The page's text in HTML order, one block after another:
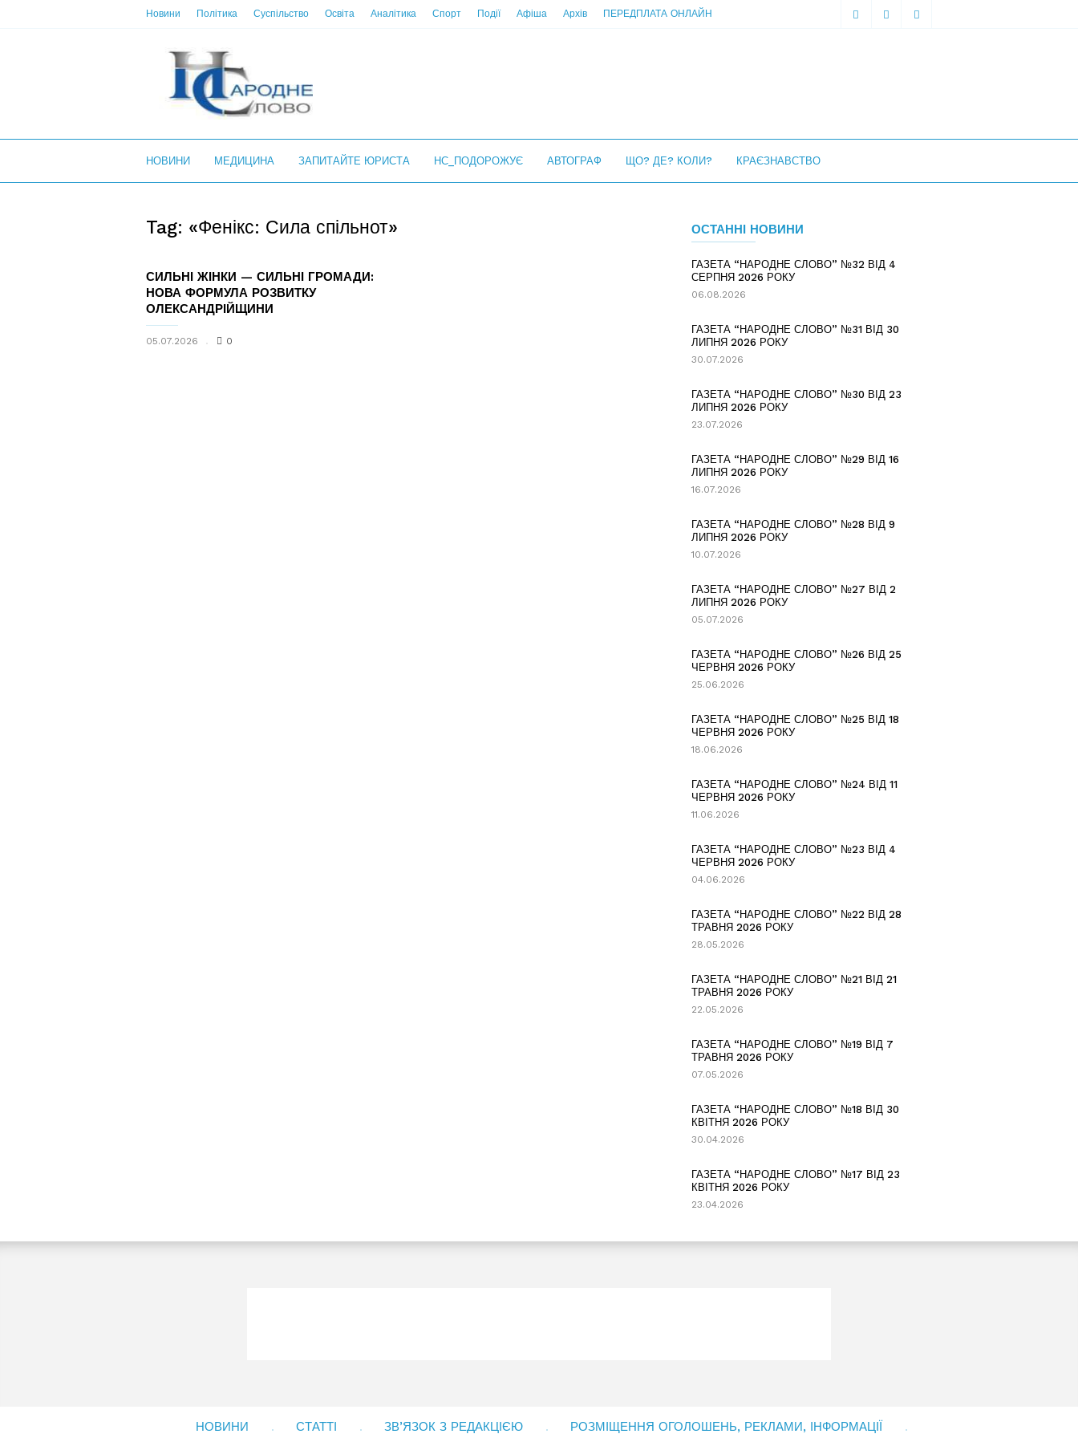
Новини Політика Суспільство Освіта Аналітика Спорт Події Афіша Архів ПЕРЕДПЛАТА ОНЛАЙН
НОВИНИ МЕДИЦИНА ЗАПИТАЙТЕ ЮРИСТА НС_ПОДОРОЖУЄ АВТОГРАФ ЩО? ДЕ? КОЛИ? КРАЄЗНАВСТВО
Tag: «Фенікс: Сила спільнот»
СИЛЬНІ ЖІНКИ — СИЛЬНІ ГРОМАДИ:
НОВА ФОРМУЛА РОЗВИТКУ
ОЛЕКСАНДРІЙЩИНИ
05.07.2026 0
ОСТАННІ НОВИНИ
ГАЗЕТА “НАРОДНЕ СЛОВО” №32 ВІД 4
СЕРПНЯ 2026 РОКУ
06.08.2026
ГАЗЕТА “НАРОДНЕ СЛОВО” №31 ВІД 30
ЛИПНЯ 2026 РОКУ
30.07.2026
ГАЗЕТА “НАРОДНЕ СЛОВО” №30 ВІД 23
ЛИПНЯ 2026 РОКУ
23.07.2026
ГАЗЕТА “НАРОДНЕ СЛОВО” №29 ВІД 16
ЛИПНЯ 2026 РОКУ
16.07.2026
ГАЗЕТА “НАРОДНЕ СЛОВО” №28 ВІД 9
ЛИПНЯ 2026 РОКУ
10.07.2026
ГАЗЕТА “НАРОДНЕ СЛОВО” №27 ВІД 2
ЛИПНЯ 2026 РОКУ
05.07.2026
ГАЗЕТА “НАРОДНЕ СЛОВО” №26 ВІД 25
ЧЕРВНЯ 2026 РОКУ
25.06.2026
ГАЗЕТА “НАРОДНЕ СЛОВО” №25 ВІД 18
ЧЕРВНЯ 2026 РОКУ
18.06.2026
ГАЗЕТА “НАРОДНЕ СЛОВО” №24 ВІД 11
ЧЕРВНЯ 2026 РОКУ
11.06.2026
ГАЗЕТА “НАРОДНЕ СЛОВО” №23 ВІД 4
ЧЕРВНЯ 2026 РОКУ
04.06.2026
ГАЗЕТА “НАРОДНЕ СЛОВО” №22 ВІД 28
ТРАВНЯ 2026 РОКУ
28.05.2026
ГАЗЕТА “НАРОДНЕ СЛОВО” №21 ВІД 21
ТРАВНЯ 2026 РОКУ
22.05.2026
ГАЗЕТА “НАРОДНЕ СЛОВО” №19 ВІД 7
ТРАВНЯ 2026 РОКУ
07.05.2026
ГАЗЕТА “НАРОДНЕ СЛОВО” №18 ВІД 30
КВІТНЯ 2026 РОКУ
30.04.2026
ГАЗЕТА “НАРОДНЕ СЛОВО” №17 ВІД 23
КВІТНЯ 2026 РОКУ
23.04.2026
НОВИНИ СТАТТІ ЗВ’ЯЗОК З РЕДАКЦІЄЮ РОЗМІЩЕННЯ ОГОЛОШЕНЬ, РЕКЛАМИ, ІНФОРМАЦІЇ